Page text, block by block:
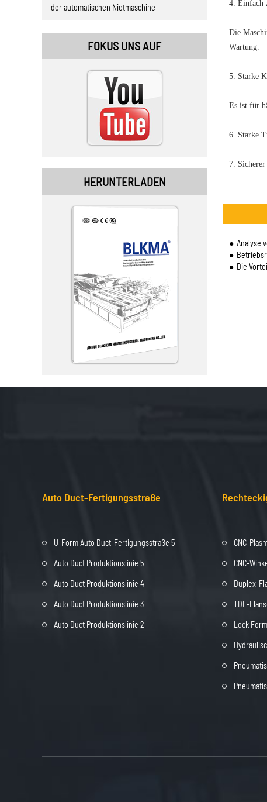
der automatischen Nietmaschine
FOKUS UNS AUF
HERUNTERLADEN
4. Einfach
Die
Wartung.
5. Starke
Es ist für
6. Starke
7.
Analyse
Die
Auto Duct-Fertigungsstraße
U-Form Auto Duct-Fertigungsstraße 5
Auto Duct Produktionslinie 5
Auto Duct Produktionslinie 4
Auto Duct Produktionslinie 3
Auto Duct Produktionslinie 2
CNC-
CNC-
Duplex-
TDF-
Lock